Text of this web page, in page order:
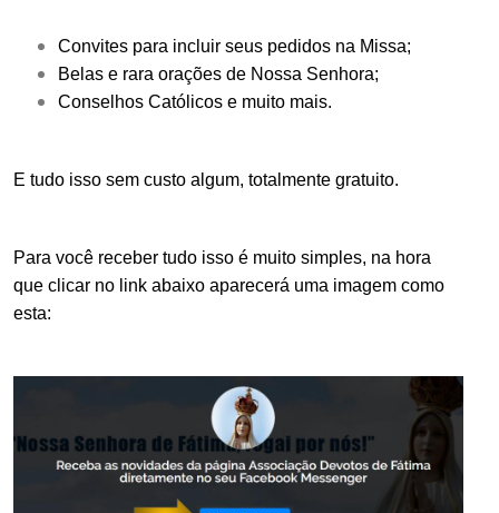
Convites para incluir seus pedidos na Missa;
Belas e rara orações de Nossa Senhora;
Conselhos Católicos e muito mais.
E tudo isso sem custo algum, totalmente gratuito.
Para você receber tudo isso é muito simples, na hora
que clicar no link abaixo aparecerá uma imagem como
esta: